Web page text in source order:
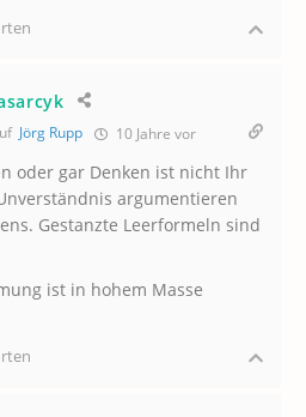
Jörg Rupp 10 Jahre vor
oder gar Denken ist nicht Ihr
argumentieren
Gestanzte Leerformeln sind
ist in hohem Masse